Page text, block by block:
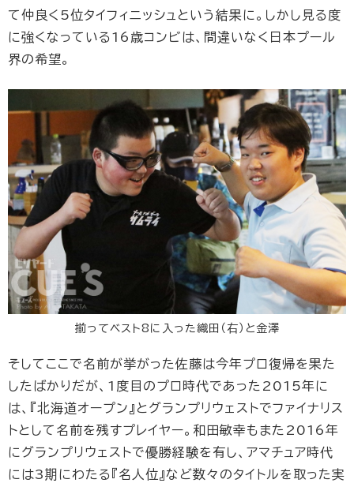
て仲良く5位タイフィニッシュという結果に。しかし見る度
に強くなっている16歳コンビは、間違いなく日本プール
界の希望。
揃ってベスト8に入った織田（右）と金澤
そしてここで名前が挙がった佐藤は今年プロ復帰を果た
したばかりだが、1度目のプロ時代であった2015年に
は、『北海道オープン』とグランプリウェストでファイナリス
トとして名前を残すプレイヤー。和田敏幸もまた2016年
にグランプリウェストで優勝経験を有し、アマチュア時代
には3期にわたる『名人位』など数々のタイトルを取った実